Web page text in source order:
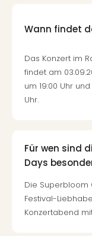
Wann findet
Das Konzert im
findet am
um 19:00 Uhr
Uhr.
Für wen sind
Days
Die Superbloom
Festival-
Konzertabend